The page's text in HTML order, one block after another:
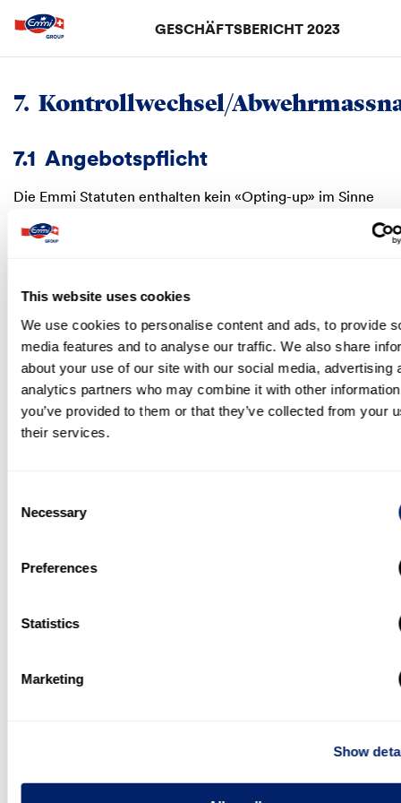
This website uses cookies
We use cookies to personalise content and ads, to provide
media features and to analyse our traffic. We also share
about your use of our site with our social media, advertising
analytics partners who may combine it with other
you’ve provided to them or that they’ve collected from your
their services.
Selection
Necessary
Preferences
Statistics
Marketing
Show
GESCHÄFTSBERICHT 2023
7. Kontrollwechsel/
7.1 Angebotspflicht
Die Emmi Statuten enthalten kein «Opting-up» im Sinne
vonArt. 125 Abs. 4 FinfraG
7.2 Kontrollwechselklauseln
Es bestehen weder für Verwaltungsratsmitglieder noch
für Konzernleitungs- oder weitere Managementmitglieder
vertragliche Vereinbarungen im Falle eines Wechsels der
kontrollierenden Aktienmehrheit.
ZURÜCK WEITER